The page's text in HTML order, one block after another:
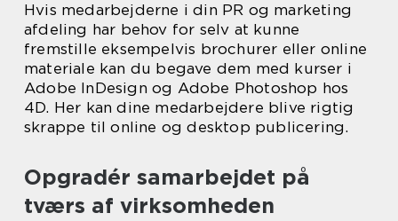
Hvis medarbejderne i din PR og marketing
afdeling har behov for selv at kunne
fremstille eksempelvis brochurer eller online
materiale kan du begave dem med kurser i
Adobe InDesign og Adobe Photoshop hos
4D. Her kan dine medarbejdere blive rigtig
skrappe til online og desktop publicering.
Opgradér samarbejdet på
tværs af virksomheden